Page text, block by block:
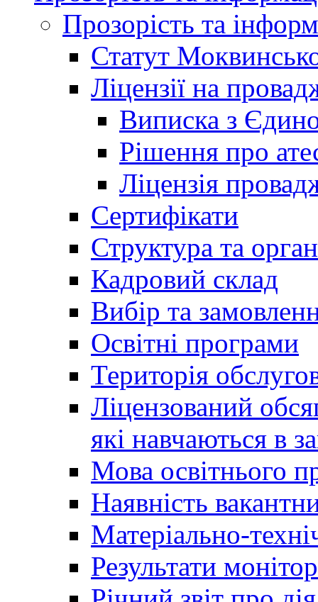
Прозорість та
Статут
Ліцензії на
Виписка з
Рішення про
Ліцензія
Сертифікати
Структура та
Кадровий склад
Вибір та
Освітні програми
Територія
Ліцензований
які навчаються в
Мова освітнього
Наявність
Матеріально-
Результати